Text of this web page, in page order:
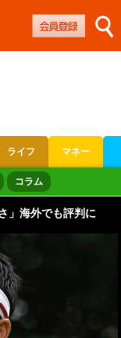
ライフ マネー
コラム
」海外でも評判に